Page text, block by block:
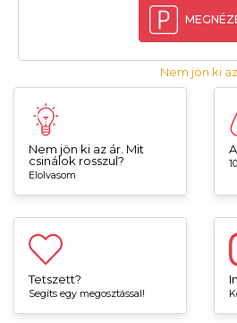
Nem jön ki
Nem jön ki az ár. Mit
csinálok rosszul?
Elolvasom
Tetszett?
Segíts egy megosztással!